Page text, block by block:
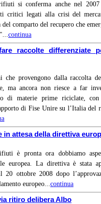
si conferma anche nel 2007
critici legati alla crisi del
comparto del recupero che
continua
raccolte differenziate
che provengono dalla raccolta
ma ancora non riesce a far
di materie prime riciclate, con
di Fise Unire su l’Italia del
attesa della direttiva
è pronta ora dobbiamo
europea. La direttiva è stata
20 ottobre 2008 dopo
europeo...continua
ritiro delibera Albo